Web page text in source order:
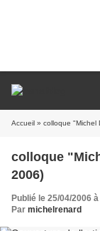
Accueil » colloque "Michel
colloque
2006)
Publié le 25/04/2006
Par michelrenard